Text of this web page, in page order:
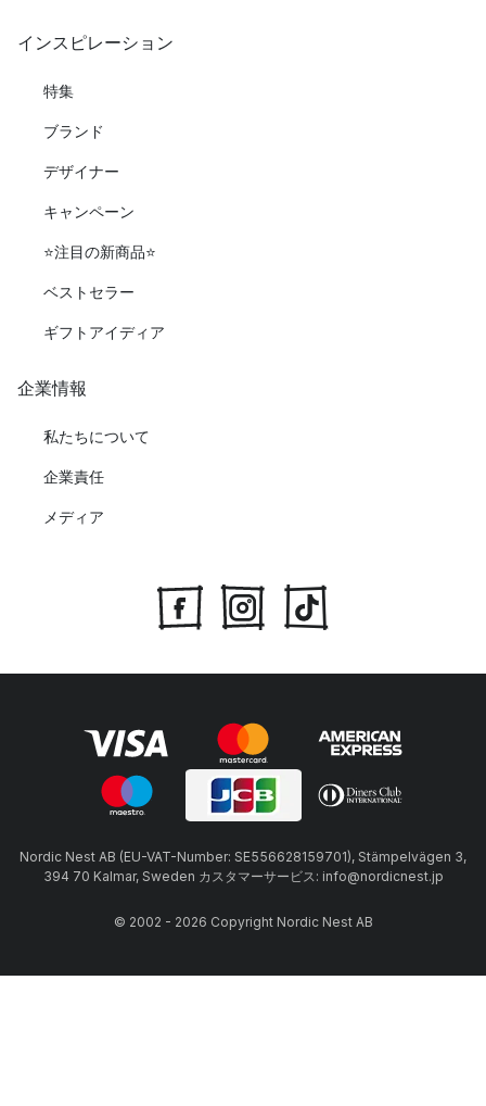
インスピレーション
特集
ブランド
デザイナー
キャンペーン
⭐️注目の新商品⭐️
ベストセラー
ギフトアイディア
企業情報
私たちについて
企業責任
メディア
Nordic Nest AB (EU-VAT-Number: SE556628159701), Stämpelvägen 3,
394 70 Kalmar, Sweden カスタマーサービス: info@nordicnest.jp
© 2002 - 2026 Copyright Nordic Nest AB